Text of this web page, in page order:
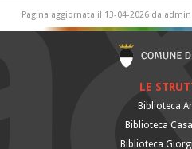
Pagina aggiornata il 13-04-2026 da
LE
Biblioteca
Biblioteca
Biblioteca